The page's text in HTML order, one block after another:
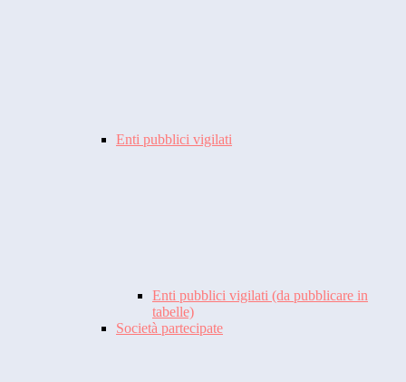
Enti pubblici vigilati
Enti pubblici vigilati (da pubblicare in
tabelle)
Società partecipate